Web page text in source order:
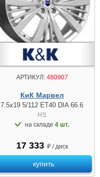
АРТИКУЛ:480907
КиК Марвел
7.5x19 5/112 ET40 DIA 66.6
HS
на складе 4 шт.
17 333 ₽ / диск
купить